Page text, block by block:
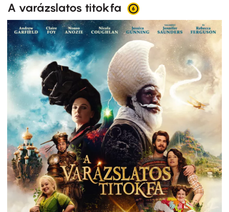
A varázslatos titokfa